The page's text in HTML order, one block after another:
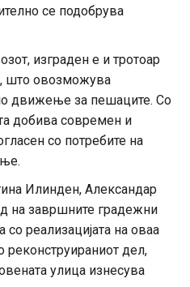
се подобрува
изграден е и тротоар
што овозможува
движење за пешаците. Со
добива современ и
со потребите на
Илинден, Александар
на завршните градежни
со реализацијата на оваа
реконструираниот дел,
улица изнесува